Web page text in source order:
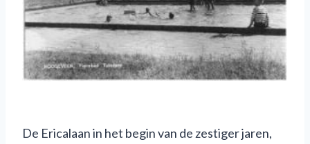
De Ericalaan in het begin van de zestiger jaren,